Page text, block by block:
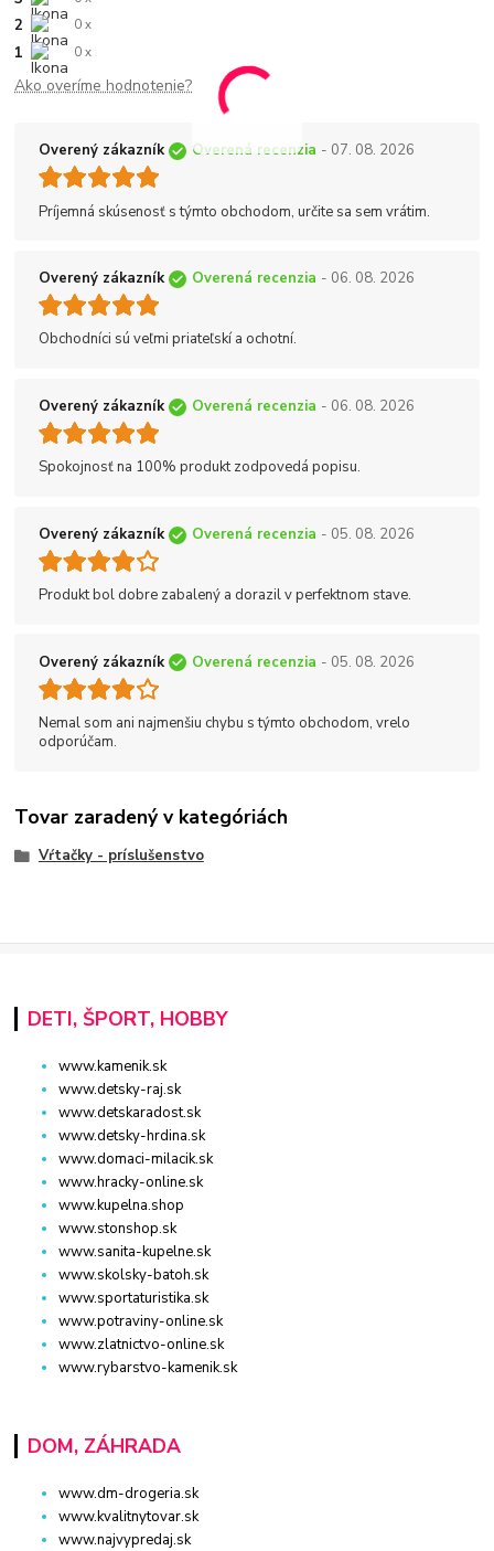
2 0 x
1 0 x
Ako overíme hodnotenie?
Overený zákazník Overená recenzia - 07. 08. 2026
Príjemná skúsenosť s týmto obchodom, určite sa sem vrátim.
Overený zákazník Overená recenzia - 06. 08. 2026
Obchodníci sú veľmi priateľskí a ochotní.
Overený zákazník Overená recenzia - 06. 08. 2026
Spokojnosť na 100% produkt zodpovedá popisu.
Overený zákazník Overená recenzia - 05. 08. 2026
Produkt bol dobre zabalený a dorazil v perfektnom stave.
Overený zákazník Overená recenzia - 05. 08. 2026
Nemal som ani najmenšiu chybu s týmto obchodom, vrelo
odporúčam.
Tovar zaradený v kategóriách
Vŕtačky - príslušenstvo
DETI, ŠPORT, HOBBY
www.kamenik.sk
www.detsky-raj.sk
www.detskaradost.sk
www.detsky-hrdina.sk
www.domaci-milacik.sk
www.hracky-online.sk
www.kupelna.shop
www.stonshop.sk
www.sanita-kupelne.sk
www.skolsky-batoh.sk
www.sportaturistika.sk
www.potraviny-online.sk
www.zlatnictvo-online.sk
www.rybarstvo-kamenik.sk
DOM, ZÁHRADA
www.dm-drogeria.sk
www.kvalitnytovar.sk
www.najvypredaj.sk